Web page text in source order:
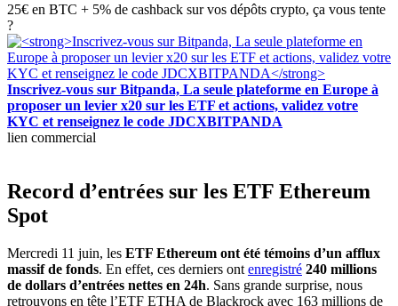
25€ en BTC + 5% de cashback sur vos dépôts crypto, ça vous tente
?
Inscrivez-vous sur Bitpanda, La seule plateforme en Europe à
proposer un levier x20 sur les ETF et actions, validez votre
KYC et renseignez le code JDCXBITPANDA
lien commercial
Record d’entrées sur les ETF Ethereum
Spot
Mercredi 11 juin, les ETF Ethereum ont été témoins d’un afflux
massif de fonds. En effet, ces derniers ont enregistré 240 millions
de dollars d’entrées nettes en 24h. Sans grande surprise, nous
retrouvons en tête l’ETF ETHA de Blackrock avec 163 millions de